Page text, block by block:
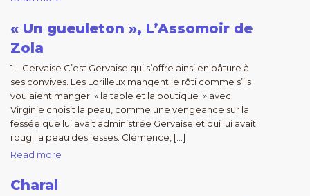
« Un gueuleton », L’Assomoir de
Zola
1 – Gervaise C’est Gervaise qui s’offre ainsi en pâture à
ses convives. Les Lorilleux mangent le rôti comme s’ils
voulaient manger » la table et la boutique » avec.
Virginie choisit la peau, comme une vengeance sur la
fessée que lui avait administrée Gervaise et qui lui avait
rougi la peau des fesses. Clémence, […]
Read more
Charal